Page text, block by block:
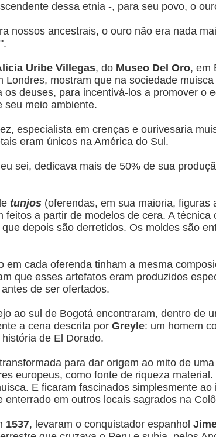
dessa etnia -, para seu povo, o
nossos ancestrais, o ouro não era nada
Uribe Villegas, do Museo Del Oro, em
Londres, mostram que na sociedade
deuses, para incentivá-los a promover o
seu meio ambiente.
especialista em crenças e ourivesaria
eram únicos na América do Sul.
sei, dedicava mais de 50% de sua
tunjos (oferendas, em sua maioria,
a partir de modelos de cera. A
depois são derretidos. Os moldes são
em cada oferenda tinham a mesma
que esses artefatos eram produzidos
de ser ofertados.
ao sul de Bogotá encontraram, dentro de
a cena descrita por Greyle: um homem
de El Dorado.
para dar origem ao mito de
europeus, como fonte de riqueza
E ficaram fascinados simplesmente
em outros locais sagrados na
1537, levaram o conquistador espanhol